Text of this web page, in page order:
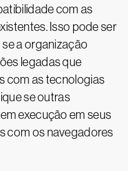
com as
Isso pode ser
a organização
legadas que
com as tecnologias
se outras
execução em seus
com os navegadores